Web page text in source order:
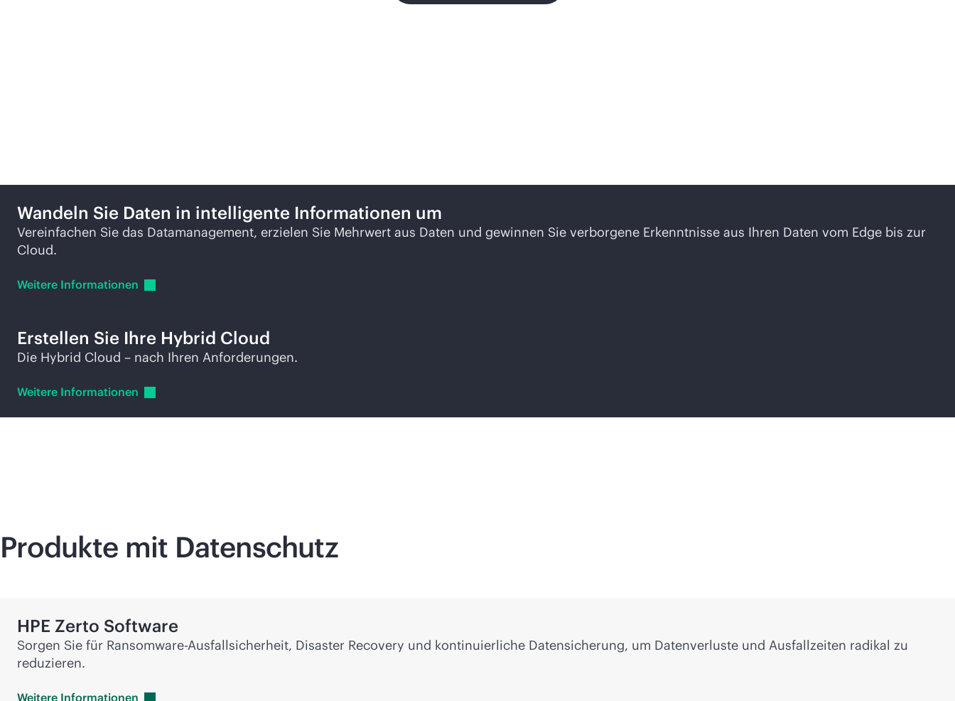
Wandeln Sie Daten in intelligente Informationen um
Vereinfachen Sie das Datamanagement, erzielen Sie Mehrwert aus Daten und gewinnen Sie verborgene Erkenntnisse aus Ihren Daten vom Edge bis zur
Cloud.
Weitere Informationen
Erstellen Sie Ihre Hybrid Cloud
Die Hybrid Cloud – nach Ihren Anforderungen.
Weitere Informationen
Produkte mit Datenschutz
HPE Zerto Software
Sorgen Sie für Ransomware-Ausfallsicherheit, Disaster Recovery und kontinuierliche Datensicherung, um Datenverluste und Ausfallzeiten radikal zu
reduzieren.
Weitere Informationen